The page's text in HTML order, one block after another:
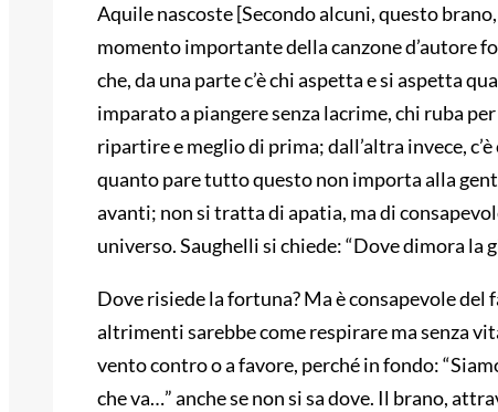
Aquile nascoste [Secondo alcuni, questo
momento importante della canzone d’autore
che, da una parte c’è chi aspetta e si aspetta
imparato a piangere senza lacrime, chi ruba
ripartire e meglio di prima; dall’altra invece,
quanto pare tutto questo non importa alla
avanti; non si tratta di apatia, ma di
universo. Saughelli si chiede: “Dove dimora la
Dove risiede la fortuna? Ma è consapevole
altrimenti sarebbe come respirare ma senza
vento contro o a favore, perché in fondo:
che va…” anche se non si sa dove. Il brano,